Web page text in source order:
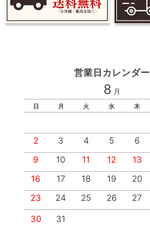
営業日カレンダー
8 月
日 月 火 水 木
2
3 4 5 6
9
10 11 12 13
16
17 18 19 20
23
24 25 26 27
30 31